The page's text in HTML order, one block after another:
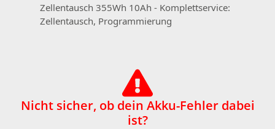
Zellentausch 355Wh 10Ah - Komplettservice:
Zellentausch, Programmierung
Nicht sicher, ob dein Akku-Fehler dabei
ist?